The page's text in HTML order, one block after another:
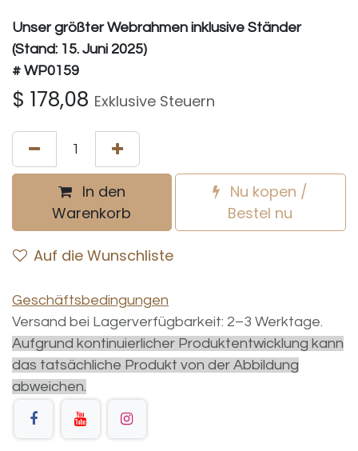
Unser größter Webrahmen inklusive Ständer
(Stand: 15. Juni 2025)
# WP0159
$ 178,08 Exklusive Steuern
In den
Warenkorb
Nu kopen /
Bestel nu
Auf die Wunschliste
Geschäftsbedingungen
Versand bei Lagerverfügbarkeit: 2–3 Werktage.
Aufgrund kontinuierlicher Produktentwicklung kann
das tatsächliche Produkt von der Abbildung
abweichen.